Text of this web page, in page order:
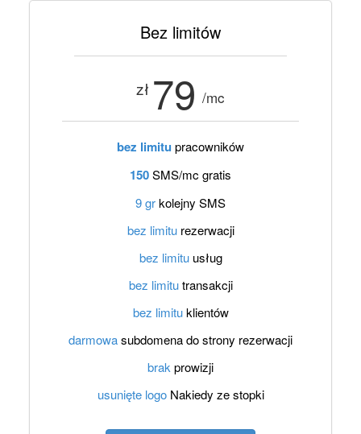
Bez limitów
zł 79 /mc
bez limitu pracowników
150SMS/mc gratis
9 grkolejny SMS
bez limiturezerwacji
bez limitu usług
bez limitutransakcji
bez limituklientów
darmowasubdomena do strony rezerwacji
brak prowizji
usunięte logoNakiedy ze stopki